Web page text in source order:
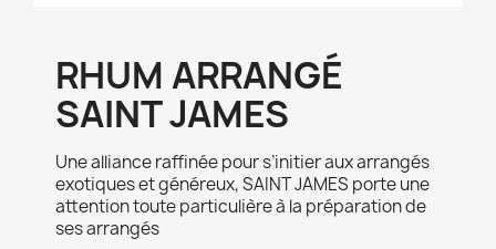
RHUM ARRANGÉ
SAINT JAMES
Une alliance raffinée pour s’initier aux arrangés
exotiques et généreux, SAINT JAMES porte une
attention toute particulière à la préparation de
ses arrangés